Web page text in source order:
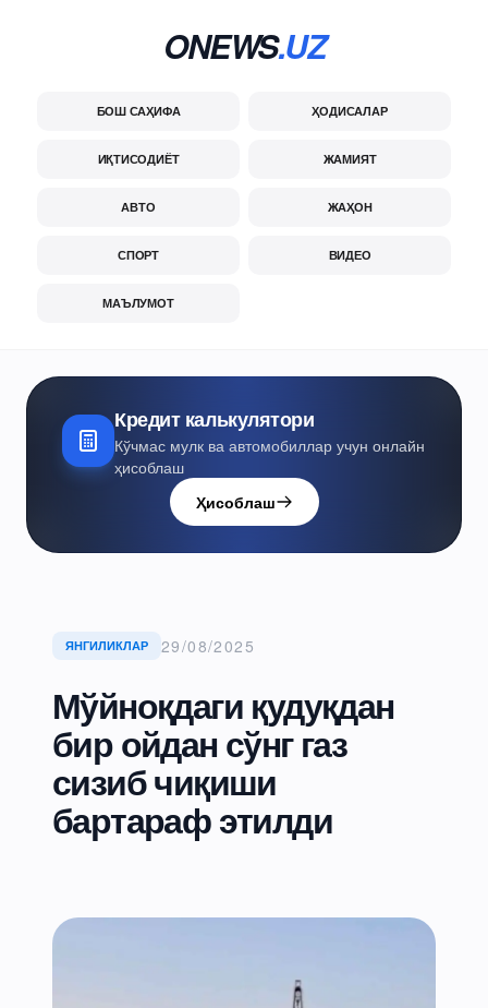
ONEWS.UZ
БОШ САҲИФА ҲОДИСАЛАР
ИҚТИСОДИЁТ ЖАМИЯТ
АВТО ЖАҲОН
СПОРТ ВИДЕО
МАЪЛУМОТ
Кредит калькулятори
Кўчмас мулк ва автомобиллар учун онлайн
ҳисоблаш
Ҳисоблаш
ЯНГИЛИКЛАР 29/08/2025
Мўйноқдаги қудуқдан
бир ойдан сўнг газ
сизиб чиқиши
бартараф этилди